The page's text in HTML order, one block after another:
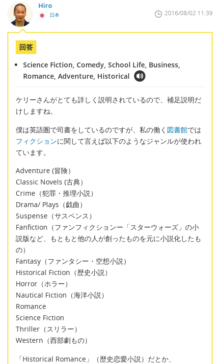
Hiro
日本 2016/08/02 11:39
回答
Science Fiction, Comedy, School Life, Business,
Romance, Adventure, Historical
ケリーさんがとても詳しく説明されているので、補足説明だ
けしますね。
僕は英語圏で司書をしているのですが、私の働く 図書館では
フィクションに関して言えば以下のようなジャンルが使われ
ています。
Adventure (冒険）
Classic Novels (古典）
Crime（犯罪・推理小説）
Drama/ Plays（戯曲）
Suspense（サスペンス）
Fanfiction（ファンフィクションー「スターウォーズ」の小
説版など、もともと他の人が創ったものを元に小説化したも
の）
Fantasy（ファンタシー・空想小説）
Historical Fiction（歴史小説）
Horror（ホラー）
Nautical Fiction（海洋小説）
Romance
Science Fiction
Thriller（スリラー）
Western（西部劇もの）
「Historical Romance」（歴史恋愛小説）だとか、